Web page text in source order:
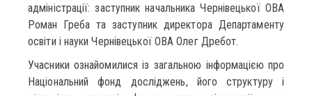
адміністрації: заступник начальника Чернівецької ОВА
Роман Греба та заступник директора Департаменту
освіти і науки Чернівецької ОВА Олег Дребот.
Учасники ознайомилися із загальною інформацією про
Національний фонд досліджень, його структуру і